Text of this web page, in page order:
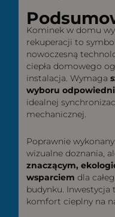
Kominek w domu
rekuperacji to
nowoczesną
ciepła domowego
instalacja. Wymaga
wyboru
idealnej
mechanicznej.
Poprawnie
wizualne doznania,
znaczącym,
wsparciem dla
budynku. Inwestycja
komfort cieplny na